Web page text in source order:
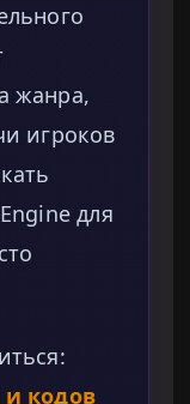
жанра,
игроков
для
кодов